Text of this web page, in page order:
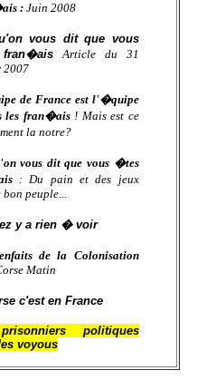
:Juin 2008
vous dit que vous
Article du 31
2007
de France est l'�quipe
les fran�ais! Mais est ce
la notre?
vous dit que vous �tes
: Du pain et des jeux
peuple...
y a rien � voir
de la Colonisation
Matin
c'est en France
politiques
voyous